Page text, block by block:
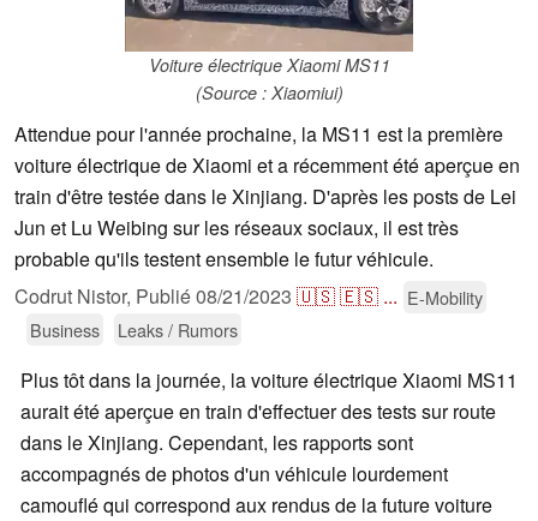
Voiture électrique Xiaomi MS11
(Source : Xiaomiui)
Attendue pour l'année prochaine, la MS11 est la première
voiture électrique de Xiaomi et a récemment été aperçue en
train d'être testée dans le Xinjiang. D'après les posts de Lei
Jun et Lu Weibing sur les réseaux sociaux, il est très
probable qu'ils testent ensemble le futur véhicule.
Codrut Nistor, Publié08/21/2023 🇺🇸🇪🇸 ... E-Mobility
Business
Leaks / Rumors
Plus tôt dans la journée, la voiture électrique Xiaomi MS11
aurait été aperçue en train d'effectuer des tests sur route
dans le Xinjiang. Cependant, les rapports sont
accompagnés de photos d'un véhicule lourdement
camouflé qui correspond aux rendus de la future voiture